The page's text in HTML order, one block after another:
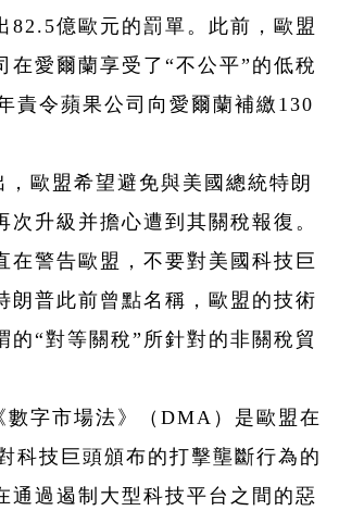
82.5億歐元的罰單。此前，歐盟
在愛爾蘭享受了“不公平”的低稅
責令蘋果公司向愛爾蘭補繳130
，歐盟希望避免與美國總統特朗
次升級并擔心遭到其關稅報復。
在警告歐盟，不要對美國科技巨
朗普此前曾點名稱，歐盟的技術
的“對等關稅”所針對的非關稅貿
數字市場法》（DMA）是歐盟在
科技巨頭頒布的打擊壟斷行為的
通過遏制大型科技平台之間的惡